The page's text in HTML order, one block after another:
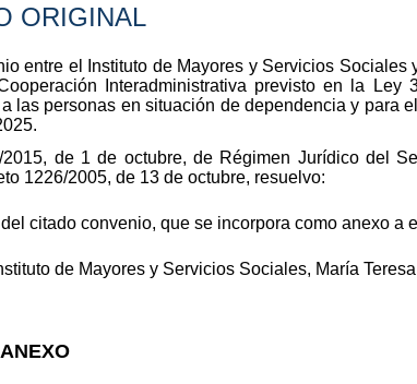
ORIGINAL
entre el Instituto de Mayores y Servicios Sociales
Interadministrativa previsto en la Ley
las personas en situación de dependencia y para
de 1 de octubre, de Régimen Jurídico del
1226/2005, de 13 de octubre, resuelvo:
citado convenio, que se incorpora como anexo a
de Mayores y Servicios Sociales, María
ANEXO